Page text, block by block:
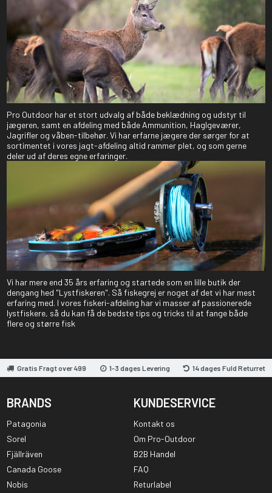
Pro Outdoor har et stort udvalg af både beklædning og udstyr til
jægeren, samt en afdeling med både Ammunition, Haglgeværer,
Jagrifler og våben-tilbehør. Vi har erfarne jægere der sørger for at
sortimentet i vores jagt-afdeling altid rammer plet, og som gerne
deler ud af deres egne erfaringer.
Vi har mere end 35 års erfaring og startede som en lille butik der
dengang hed "Lystfiskeren". Så fiskegrej er noget af det vi har mest
erfaring med. I vores fiskeri-afdeling har vi masser af passionerede
lystfiskere, så du kan få de bedste tips og tricks til at fange både
flere og større fisk
Gratis Fragt over 499 1-3 dages Levering 14 dages Fuld Returret
BRANDS
Patagonia
Sorel
Fjällräven
Canada Goose
Nobis
KUNDESERVICE
Kontakt os
Om Pro-Outdoor
B2B Handel
FAQ
Returlabel